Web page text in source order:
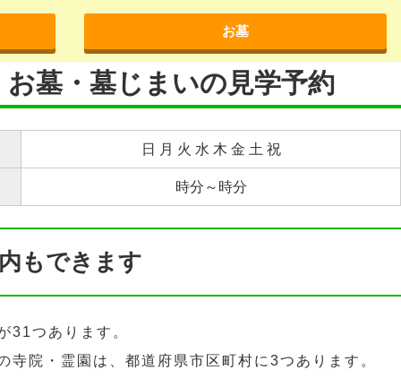
お墓
墓・墓じまいの見学予約
日 月 火 水 木 金 土 祝
時分～時分
もできます
31つあります。
寺院・霊園は、都道府県市区町村に3つあります。